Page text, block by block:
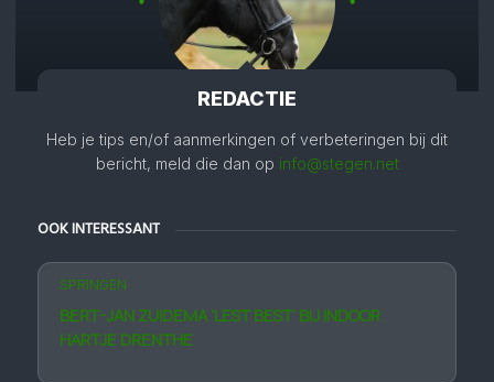
REDACTIE
Heb je tips en/of aanmerkingen of verbeteringen bij dit
bericht, meld die dan op info@stegen.net
OOK INTERESSANT
SPRINGEN
BERT-JAN ZUIDEMA ‘LEST BEST’ BIJ INDOOR
HARTJE DRENTHE